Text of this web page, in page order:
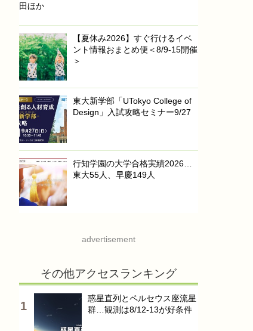
田ほか
【夏休み2026】すぐ行けるイベ
ント情報おまとめ便＜8/9-15開催
＞
東大新学部「UTokyo College of
Design」入試攻略セミナー9/27
行知学園の大学合格実績2026…
東大55人、早慶149人
advertisement
その他アクセスランキング
惑星直列とペルセウス座流星
群…観測は8/12-13が好条件